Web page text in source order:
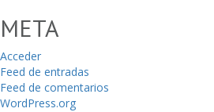
META
Acceder
Feed de entradas
Feed de comentarios
WordPress.org